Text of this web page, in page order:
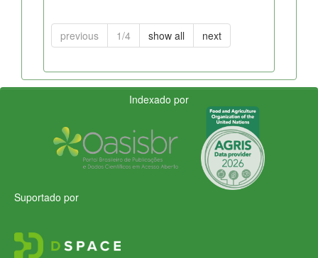
previous 1/4 show all next
Indexado por
Suportado por